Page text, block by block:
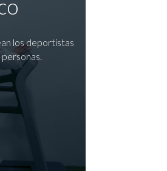
los deportistas